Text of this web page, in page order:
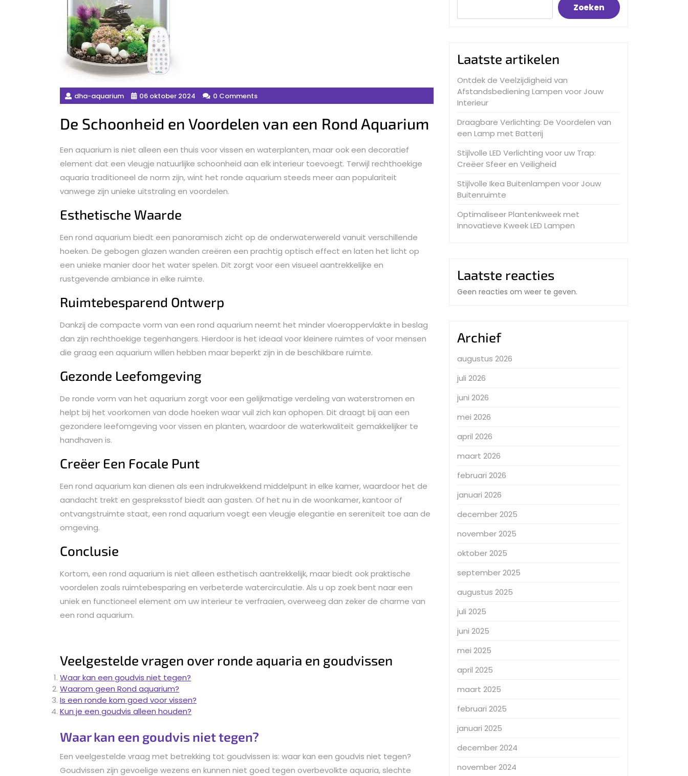
dha-aquarium 06 oktober 2024 0 Comments
De Schoonheid en Voordelen van een Rond Aquarium
Een aquarium is niet alleen een thuis voor vissen en waterplanten, maar ook een decoratief
element dat een vleugje natuurlijke schoonheid aan elk interieur toevoegt. Terwijl rechthoekige
aquaria traditioneel de norm zijn, wint het ronde aquarium steeds meer aan populariteit
vanwege zijn unieke uitstraling en voordelen.
Esthetische Waarde
Een rond aquarium biedt een panoramisch zicht op de onderwaterwereld vanuit verschillende
hoeken. De gebogen glazen wanden creëren een prachtig optisch effect en laten het licht op
een unieke manier door het water spelen. Dit zorgt voor een visueel aantrekkelijke en
rustgevende ambiance in elke ruimte.
Ruimtebesparend Ontwerp
Dankzij de compacte vorm van een rond aquarium neemt het minder vloeroppervlakte in beslag
dan zijn rechthoekige tegenhangers. Hierdoor is het ideaal voor kleinere ruimtes of voor mensen
die graag een aquarium willen hebben maar beperkt zijn in de beschikbare ruimte.
Gezonde Leefomgeving
De ronde vorm van het aquarium zorgt voor een gelijkmatige verdeling van waterstromen en
helpt bij het voorkomen van dode hoeken waar vuil zich kan ophopen. Dit draagt bij aan een
gezondere leefomgeving voor vissen en planten, waardoor de waterkwaliteit gemakkelijker te
handhaven is.
Creëer Een Focale Punt
Een rond aquarium kan dienen als een indrukwekkend middelpunt in elke kamer, waardoor het de
aandacht trekt en gespreksstof biedt aan gasten. Of het nu in de woonkamer, kantoor of
ontvangstruimte staat, een rond aquarium voegt een vleugje elegantie en sereniteit toe aan de
omgeving.
Conclusie
Kortom, een rond aquarium is niet alleen esthetisch aantrekkelijk, maar biedt ook praktische
voordelen zoals ruimtebesparing en verbeterde watercirculatie. Als u op zoek bent naar een
uniek en functioneel element om uw interieur te verfraaien, overweeg dan zeker de charme van
een rond aquarium.
Veelgestelde vragen over ronde aquaria en goudvissen
Waar kan een goudvis niet tegen?
Waarom geen Rond aquarium?
Is een ronde kom goed voor vissen?
Kun je een goudvis alleen houden?
Waar kan een goudvis niet tegen?
Een veelgestelde vraag met betrekking tot goudvissen is: waar kan een goudvis niet tegen?
Goudvissen zijn gevoelige wezens en kunnen niet goed tegen overbevolkte aquaria, slechte
Zoeken
Laatste artikelen
Ontdek de Veelzijdigheid van
Afstandsbediening Lampen voor Jouw
Interieur
Draagbare Verlichting: De Voordelen van
een Lamp met Batterij
Stijlvolle LED Verlichting voor uw Trap:
Creëer Sfeer en Veiligheid
Stijlvolle Ikea Buitenlampen voor Jouw
Buitenruimte
Optimaliseer Plantenkweek met
Innovatieve Kweek LED Lampen
Laatste reacties
Geen reacties om weer te geven.
Archief
augustus 2026
juli 2026
juni 2026
mei 2026
april 2026
maart 2026
februari 2026
januari 2026
december 2025
november 2025
oktober 2025
september 2025
augustus 2025
juli 2025
juni 2025
mei 2025
april 2025
maart 2025
februari 2025
januari 2025
december 2024
november 2024